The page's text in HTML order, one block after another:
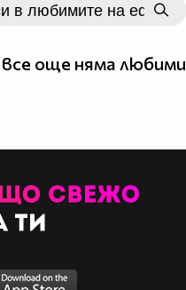
още няма любими